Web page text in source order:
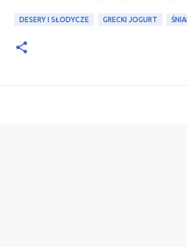
DESERY I SŁODYCZE GRECKI JOGURT